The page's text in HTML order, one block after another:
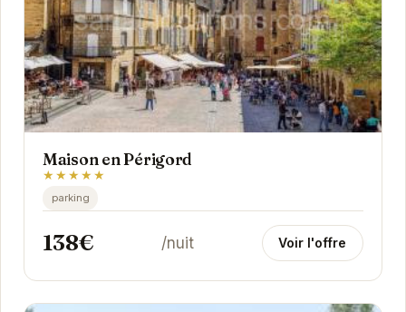
Maison en Périgord
★★★★★
parking
138€ /nuit Voir l'offre